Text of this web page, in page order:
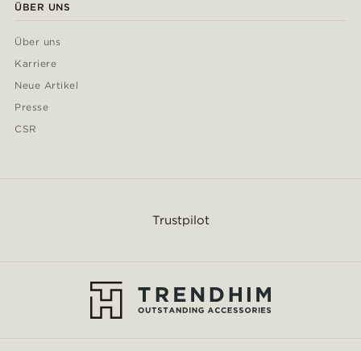
ÜBER UNS
Über uns
Karriere
Neue Artikel
Presse
CSR
Trustpilot